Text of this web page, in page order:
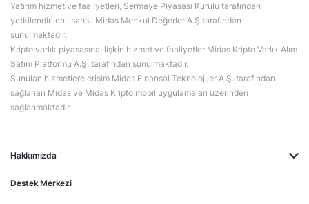
Hakkımızda
Destek Merkezi
Yatırım hizmet ve faaliyetleri, Sermaye Piyasası Kurulu tarafından
yetkilendirilen lisanslı Midas Menkul Değerler A.Ş tarafından
sunulmaktadır.
Kripto varlık piyasasına ilişkin hizmet ve faaliyetler Midas Kripto Varlık Alım
Satım Platformu A.Ş. tarafından sunulmaktadır.
Sunulan hizmetlere erişim Midas Finansal Teknolojiler A.Ş. tarafından
sağlanan Midas ve Midas Kripto mobil uygulamaları üzerinden
sağlanmaktadır.